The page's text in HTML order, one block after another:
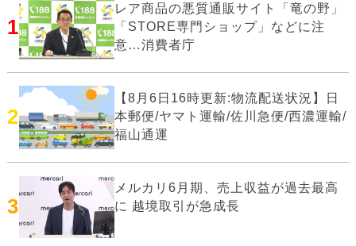
1
レア商品の悪質通販サイト「竜の野」
「STORE専門ショップ」などに注
意…消費者庁
2
【8月6日16時更新:物流配送状況】日
本郵便/ヤマト運輸/佐川急便/西濃運輸/
福山通運
3
メルカリ6月期、売上収益が過去最高
に 越境取引が急成長